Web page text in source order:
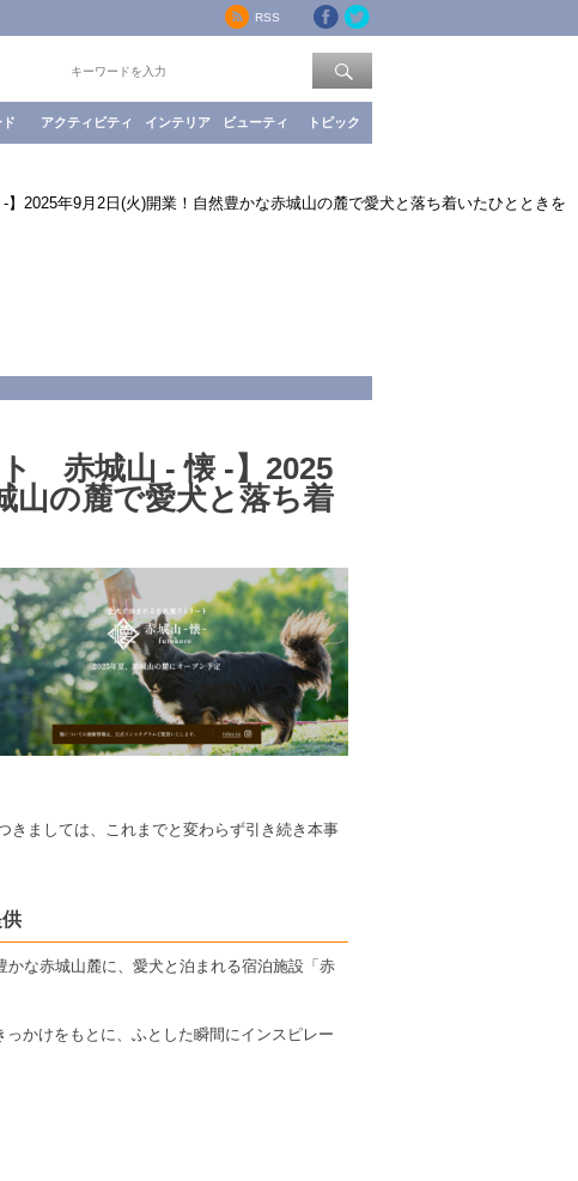
RSS
ド アクティビティ インテリア ビューティ トピック
2025年9月2日(火)開業！自然豊かな赤城山の麓で愛犬と落ち着いたひとときを
ト 赤城山 - 懐 -】2025
山の麓で愛犬と落ち着
きましては、これまでと変わらず引き続き本事
な赤城山麓に、愛犬と泊まれる宿泊施設「赤
かけをもとに、ふとした瞬間にインスピレー